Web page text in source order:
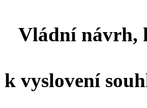
Vládní návrh,
k vyslovení